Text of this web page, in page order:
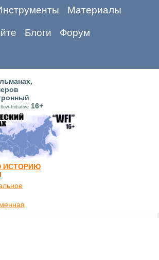
Материалы
Блоги Форум
Initiative 16+
ИСТОРИЮ